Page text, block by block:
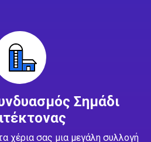
Σημάδι
χέρια σας μια μεγάλη συλλογή